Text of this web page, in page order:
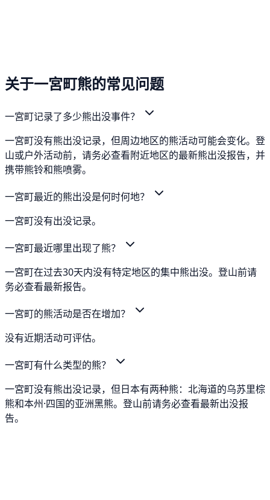
关于一宮町熊的常见问题
一宮町记录了多少熊出没事件？
一宮町没有熊出没记录，但周边地区的熊活动可能会变化。登
山或户外活动前，请务必查看附近地区的最新熊出没报告，并
携带熊铃和熊喷雾。
一宮町最近的熊出没是何时何地？
一宮町没有出没记录。
一宮町最近哪里出现了熊？
一宮町在过去30天内没有特定地区的集中熊出没。登山前请
务必查看最新报告。
一宮町的熊活动是否在增加？
没有近期活动可评估。
一宮町有什么类型的熊？
一宮町没有熊出没记录，但日本有两种熊：北海道的乌苏里棕
熊和本州·四国的亚洲黑熊。登山前请务必查看最新出没报
告。